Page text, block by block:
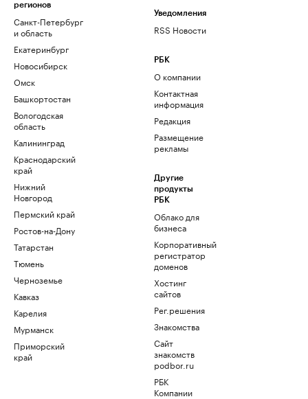
регионов
Санкт-Петербург
и область
Екатеринбург
Новосибирск
Омск
Башкортостан
Вологодская
область
Калининград
Краснодарский
край
Нижний
Новгород
Пермский край
Ростов-на-Дону
Татарстан
Тюмень
Черноземье
Кавказ
Карелия
Мурманск
Приморский
край
Уведомления
RSS Новости
РБК
О компании
Контактная
информация
Редакция
Размещение
рекламы
Другие
продукты
РБК
Облако для
бизнеса
Корпоративный
регистратор
доменов
Хостинг
сайтов
Рег.решения
Знакомства
Сайт
знакомств
podbor.ru
РБК
Компании